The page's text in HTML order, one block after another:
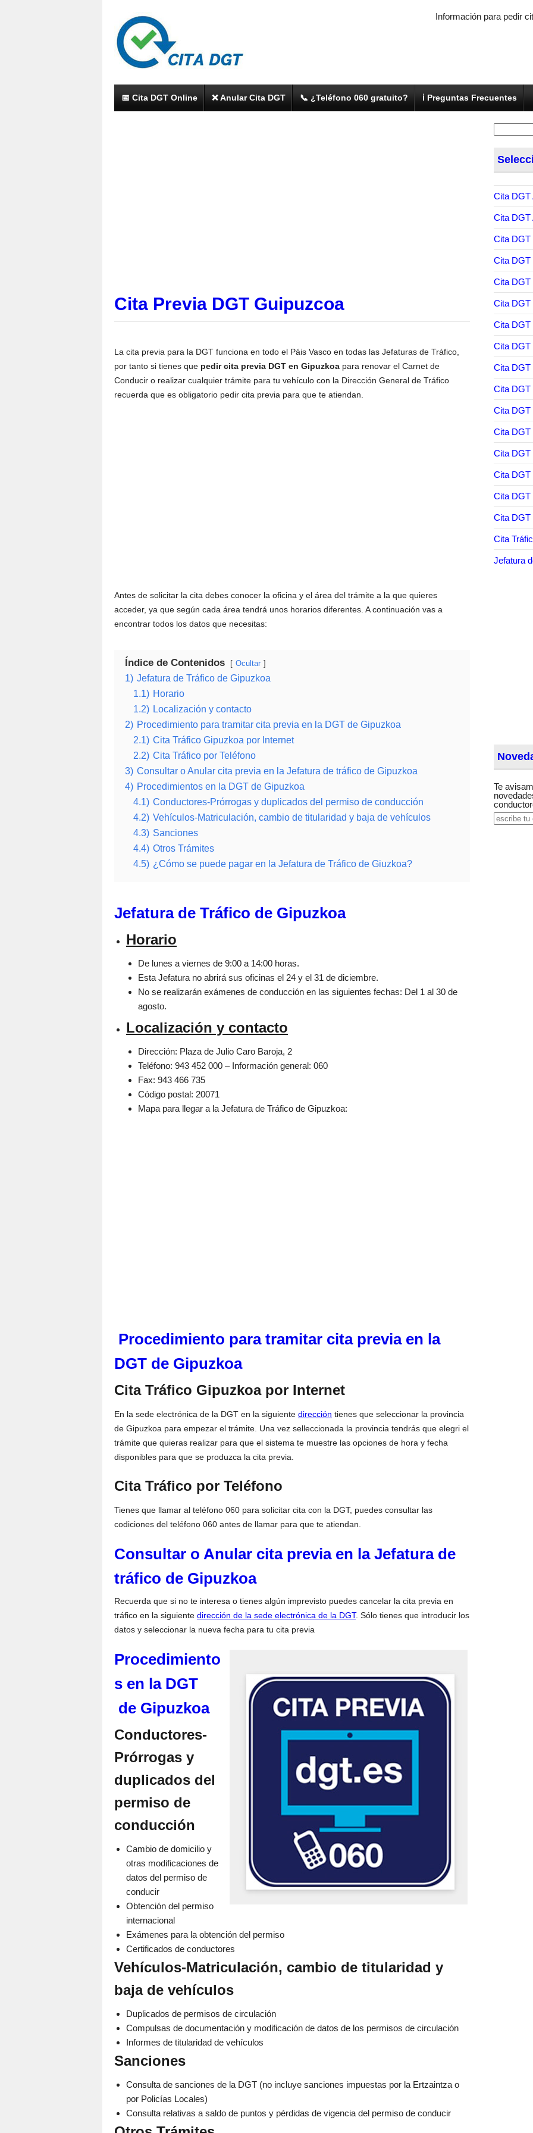
Información para pedir
📅 Cita DGT Online ❌ Anular Cita DGT 📞 ¿Teléfono 060 gratuito? ℹ️ Preguntas Frecuentes
Cita Previa DGT Guipuzcoa
La cita previa para la DGT funciona en todo el Páis Vasco en todas las Jefaturas de Tráfico,
por tanto si tienes que pedir cita previa DGT en Gipuzkoa para renovar el Carnet de
Conducir o realizar cualquier trámite para tu vehículo con la Dirección General de Tráfico
recuerda que es obligatorio pedir cita previa para que te atiendan.
Antes de solicitar la cita debes conocer la oficina y el área del trámite a la que quieres
acceder, ya que según cada área tendrá unos horarios diferentes. A continuación vas a
encontrar todos los datos que necesitas:
Índice de Contenidos Ocultar
1) Jefatura de Tráfico de Gipuzkoa
1.1) Horario
1.2) Localización y contacto
2) Procedimiento para tramitar cita previa en la DGT de Gipuzkoa
2.1) Cita Tráfico Gipuzkoa por Internet
2.2) Cita Tráfico por Teléfono
3) Consultar o Anular cita previa en la Jefatura de tráfico de Gipuzkoa
4) Procedimientos en la DGT de Gipuzkoa
4.1) Conductores-Prórrogas y duplicados del permiso de conducción
4.2) Vehículos-Matriculación, cambio de titularidad y baja de vehículos
4.3) Sanciones
4.4) Otros Trámites
4.5) ¿Cómo se puede pagar en la Jefatura de Tráfico de Giuzkoa?
Jefatura de Tráfico de Gipuzkoa
Horario
De lunes a viernes de 9:00 a 14:00 horas.
Esta Jefatura no abrirá sus oficinas el 24 y el 31 de diciembre.
No se realizarán exámenes de conducción en las siguientes fechas: Del 1 al 30 de
agosto.
Localización y contacto
Dirección: Plaza de Julio Caro Baroja, 2
Teléfono: 943 452 000 – Información general: 060
Fax: 943 466 735
Código postal: 20071
Mapa para llegar a la Jefatura de Tráfico de Gipuzkoa:
Procedimiento para tramitar cita previa en la
DGT de Gipuzkoa
Cita Tráfico Gipuzkoa por Internet
En la sede electrónica de la DGT en la siguiente dirección tienes que seleccionar la provincia
de Gipuzkoa para empezar el trámite. Una vez selleccionada la provincia tendrás que elegri el
trámite que quieras realizar para que el sistema te muestre las opciones de hora y fecha
disponibles para que se produzca la cita previa.
Cita Tráfico por Teléfono
Tienes que llamar al teléfono 060 para solicitar cita con la DGT, puedes consultar las
codiciones del teléfono 060 antes de llamar para que te atiendan.
Consultar o Anular cita previa en la Jefatura de
tráfico de Gipuzkoa
Recuerda que si no te interesa o tienes algún imprevisto puedes cancelar la cita previa en
tráfico en la siguiente dirección de la sede electrónica de la DGT. Sólo tienes que introducir los
datos y seleccionar la nueva fecha para tu cita previa
Procedimiento
s en la DGT
de Gipuzkoa
Conductores-
Prórrogas y
duplicados del
permiso de
conducción
Cambio de domicilio y
otras modificaciones de
datos del permiso de
conducir
Obtención del permiso
internacional
Exámenes para la obtención del permiso
Certificados de conductores
Vehículos-Matriculación, cambio de titularidad y
baja de vehículos
Duplicados de permisos de circulación
Compulsas de documentación y modificación de datos de los permisos de circulación
Informes de titularidad de vehículos
Sanciones
Consulta de sanciones de la DGT (no incluye sanciones impuestas por la Ertzaintza o
por Policías Locales)
Consulta relativas a saldo de puntos y pérdidas de vigencia del permiso de conducir
Cita DGT
Cita DGT
Cita DGT
Cita DGT
Cita DGT
Cita DGT
Cita DGT
Cita DGT
Cita DGT
Cita DGT
Cita
Cita DGT
Cita
Cita
Cita DGT
Cita DGT
Cita
Jefatura
Te